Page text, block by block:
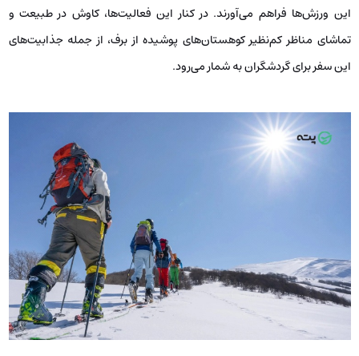
این ورزش‌ها فراهم می‌آورند. در کنار این فعالیت‌ها، کاوش در طبیعت و
تماشای مناظر کم‌نظیر کوهستان‌های پوشیده از برف، از جمله جذابیت‌های
این سفر برای گردشگران به شمار می‌رود.